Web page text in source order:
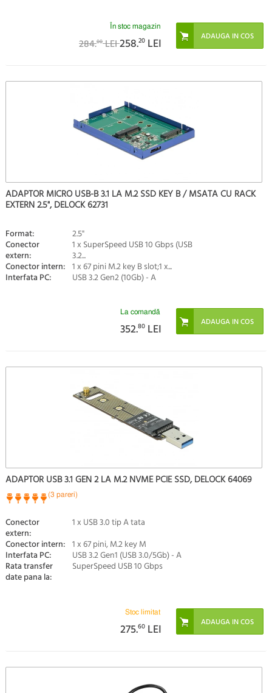
În stoc magazin
284.00LEI258.20 LEI
ADAPTOR MICRO USB-B 3.1 LA M.2 SSD KEY B / MSATA CU RACK
EXTERN 2.5", DELOCK 62731
Format: 2.5"
Conector
extern:
1 x SuperSpeed USB 10 Gbps (USB
3.2...
Conector intern: 1 x 67 pini M.2 key B slot;1 x...
Interfata PC: USB 3.2 Gen2 (10Gb) - A
La comandă
352.80 LEI
ADAPTOR USB 3.1 GEN 2 LA M.2 NVME PCIE SSD, DELOCK 64069
(3 pareri)
Conector
extern:
1 x USB 3.0 tip A tata
Conector intern: 1 x 67 pini, M.2 key M
Interfata PC: USB 3.2 Gen1 (USB 3.0/5Gb) - A
Rata transfer
date pana la:
SuperSpeed USB 10 Gbps
Stoc limitat
275.60 LEI